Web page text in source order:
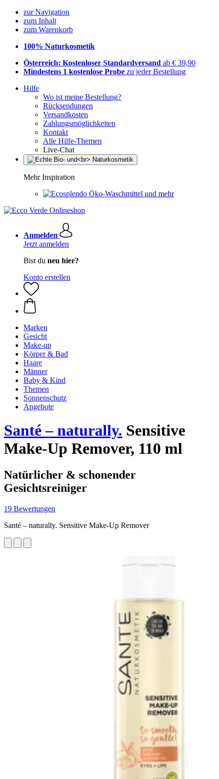
zur Navigation
zum Inhalt
zum Warenkorb
100% Naturkosmetik
Österreich: Kostenloser Standardversand ab € 39,90
Mindestens 1 kostenlose Probe zu jeder Bestellung
Hilfe
Wo ist meine Bestellung?
Rücksendungen
Versandkosten
Zahlungsmöglichkeiten
Kontakt
Alle Hilfe-Themen
Live-Chat
Mehr Inspiration
Öko-Waschmittel und mehr
Anmelden
Jetzt anmelden
Bist du neu hier?
Konto erstellen
Marken
Gesicht
Make-up
Körper & Bad
Haare
Männer
Baby & Kind
Themen
Sonnenschutz
Angebote
Santé – naturally. Sensitive
Make-Up Remover, 110 ml
Natürlicher & schonender
Gesichtsreiniger
19 Bewertungen
Santé – naturally. Sensitive Make-Up Remover